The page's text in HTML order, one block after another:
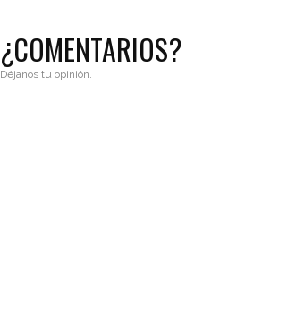
¿COMENTARIOS?
Déjanos tu opinión.